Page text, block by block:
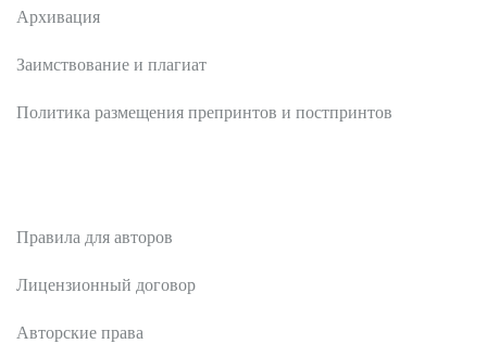
Архивация
Заимствование и плагиат
Политика размещения препринтов и постпринтов
Правила для авторов
Лицензионный договор
Авторские права